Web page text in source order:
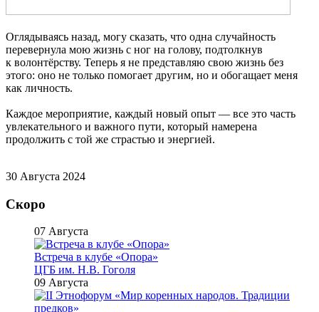
Оглядываясь назад, могу сказать, что одна случайность
перевернула мою жизнь с ног на голову, подтолкнув
к волонтёрству. Теперь я не представляю свою жизнь без
этого: оно не только помогает другим, но и обогащает меня
как личность.
Каждое мероприятие, каждый новый опыт — все это часть
увлекательного и важного пути, который намерена
продолжить с той же страстью и энергией.
30 Августа 2024
Скоро
07 Августа
Встреча в клубе «Опора»
ЦГБ им. Н.В. Гоголя
09 Августа